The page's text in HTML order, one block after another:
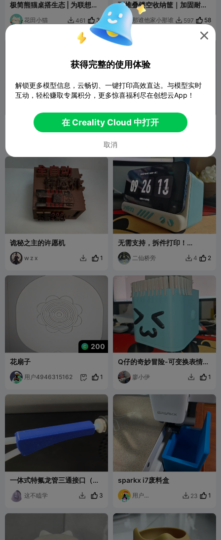
极简熊猫桌搭生态 | 为联想拯
救者 Y900 打造
花田小猫  461 31
可堆叠镂空收纳筐｜加固耐用
桌面收纳神器
那谁他家小那谁  597 58
多功能小抽屉 镂空桌面收纳筐收纳盒
诡秘之主的许愿机
w z x  1
无需支持，拆件打印！
SPARKX复古手机支架~新手
必备。二仙桥旁  4 2
200
花扇子
用户4946315162  1
Q仔的奇妙冒险-可变换表情的
Q仔收纳&垃圾桶。
廖小伊  1
一体式特氟龙管三通接口（无
这不瞌学  3
sparkx i7废料盒
用户
 23 1

获得完整的使用体验
解锁更多模型信息，云畅切、一键打印高效直达。与模型实时
互动，轻松赚取专属积分，更多惊喜福利尽在创想云App！
在 Creality Cloud 中打开
取消